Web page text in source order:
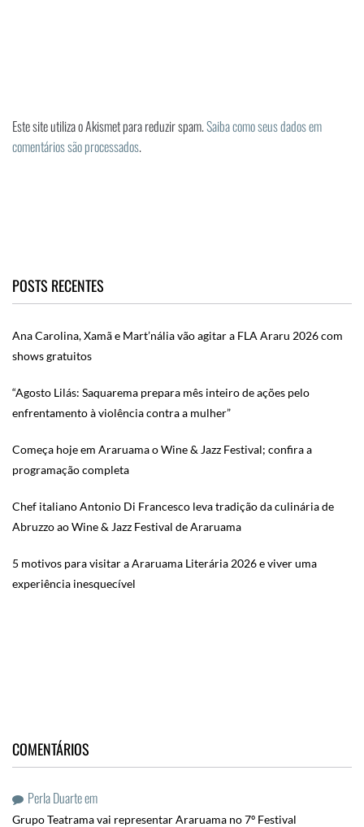
Este site utiliza o Akismet para reduzir spam.Saiba como seus dados em
comentários são processados.
POSTS RECENTES
Ana Carolina, Xamã e Mart’nália vão agitar a FLA Araru 2026 com
shows gratuitos
“Agosto Lilás: Saquarema prepara mês inteiro de ações pelo
enfrentamento à violência contra a mulher”
Começa hoje em Araruama o Wine & Jazz Festival; confira a
programação completa
Chef italiano Antonio Di Francesco leva tradição da culinária de
Abruzzo ao Wine & Jazz Festival de Araruama
5 motivos para visitar a Araruama Literária 2026 e viver uma
experiência inesquecível
COMENTÁRIOS
Perla Duarteem
Grupo Teatrama vai representar Araruama no 7º Festival